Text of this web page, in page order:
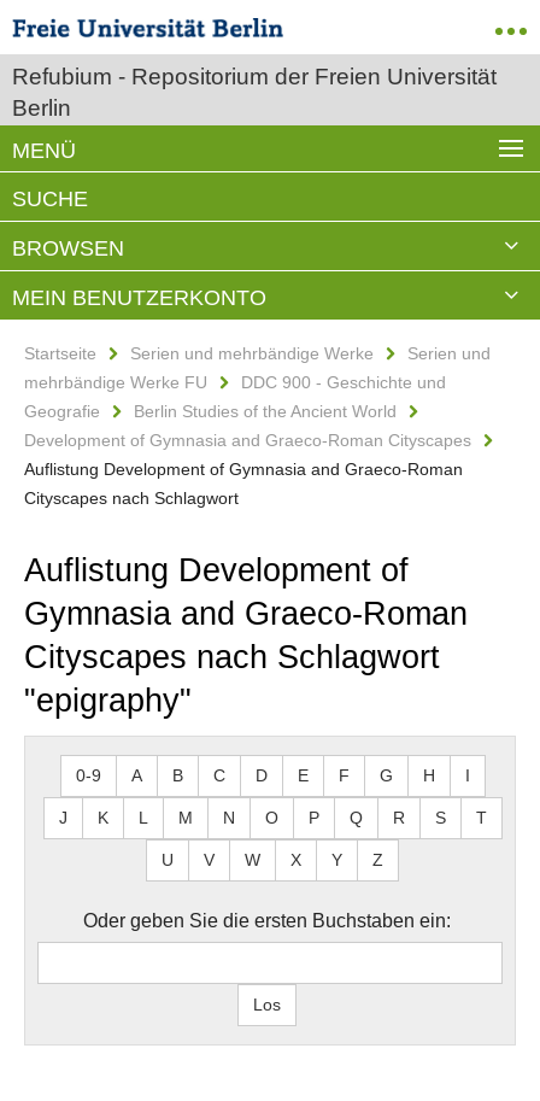
Refubium - Repositorium der Freien Universität
Berlin
MENÜ
SUCHE
BROWSEN
MEIN BENUTZERKONTO
Startseite Serien und mehrbändige Werke
Serien und
mehrbändige Werke FU
DDC 900 - Geschichte und
Geografie
Berlin Studies of the Ancient World
Development of Gymnasia and Graeco-Roman Cityscapes
Auflistung Development of Gymnasia and Graeco-Roman
Cityscapes nach Schlagwort
Auflistung Development of
Gymnasia and Graeco-Roman
Cityscapes nach Schlagwort
"epigraphy"
0-9 A B C D E F G H I
J K L M N O P Q R S T
U V W X Y Z
Oder geben Sie die ersten Buchstaben ein: